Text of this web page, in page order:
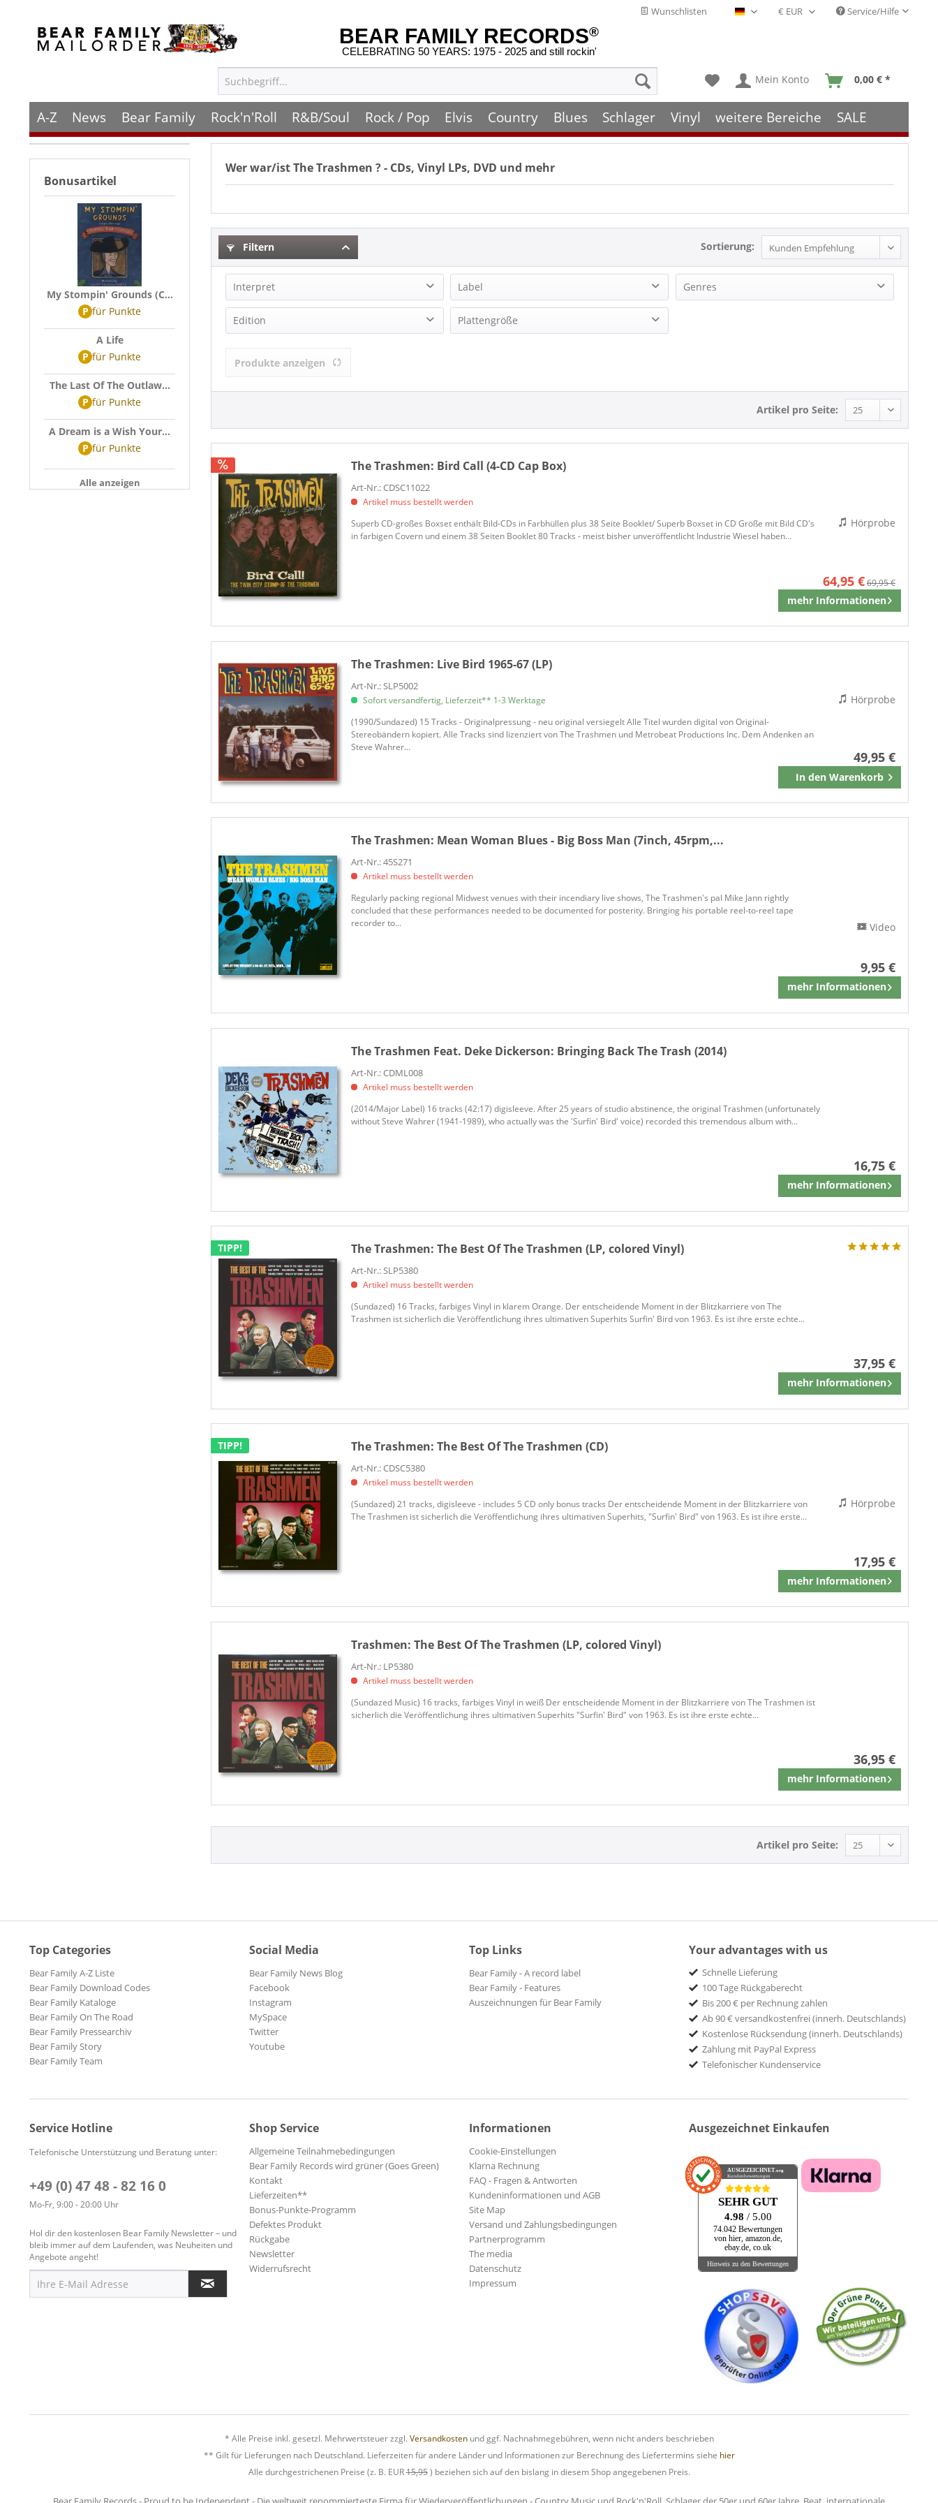
Wunschlisten Deutsch - DE Service/Hilfe
BEAR FAMILY RECORDS®
CELEBRATING 50 YEARS: 1975 - 2025 and still rockin'
Mein Konto 0,00 € *
A-Z News Bear Family Rock'n'Roll R&B/Soul Rock / Pop Elvis Country Blues Schlager Vinyl weitere Bereiche SALE
Bonusartikel
My Stompin' Grounds (C...
P für Punkte
A Life
P für Punkte
The Last Of The Outlaw...
P für Punkte
A Dream is a Wish Your...
P für Punkte
Alle anzeigen
Wer war/istThe Trashmen ? - CDs, Vinyl LPs, DVD und mehr
Filtern Sortierung:
Interpret
The Trashmen (5)
The Trashmen Feat. Deke Dickerson (1)
Label
MAJOR LABEL (1)
SUNDAZED (3)
Genres
Edition Plattengröße
Produkte anzeigen
Artikel pro Seite:
The Trashmen: Bird Call (4-CD Cap Box)
Art-Nr.: CDSC11022
Artikel muss bestellt werden
Superb CD-großes Boxset enthält Bild-CDs in Farbhüllen plus 38 Seite Booklet/ Superb Boxset in CD Größe mit Bild CD's
in farbigen Covern und einem 38 Seiten Booklet 80 Tracks - meist bisher unveröffentlicht Industrie Wiesel haben...
64,95 €69,95 €
mehr Informationen
Merken
Hörprobe
The Trashmen: Live Bird 1965-67 (LP)
Art-Nr.: SLP5002
Sofort versandfertig, Lieferzeit** 1-3 Werktage
(1990/Sundazed) 15 Tracks - Originalpressung - neu original versiegelt Alle Titel wurden digital von Original-
Stereobändern kopiert. Alle Tracks sind lizenziert von The Trashmen und Metrobeat Productions Inc. Dem Andenken an
Steve Wahrer...
49,95 €
In den Warenkorb
Merken
Hörprobe
The Trashmen: Mean Woman Blues - Big Boss Man (7inch, 45rpm,...
Art-Nr.: 45S271
Artikel muss bestellt werden
Regularly packing regional Midwest venues with their incendiary live shows, The Trashmen's pal Mike Jann rightly
concluded that these performances needed to be documented for posterity. Bringing his portable reel-to-reel tape
recorder to...
9,95 €
mehr Informationen
Merken
Video
The Trashmen Feat. Deke Dickerson: Bringing Back The Trash (2014)
Art-Nr.: CDML008
Artikel muss bestellt werden
(2014/Major Label) 16 tracks (42:17) digisleeve. After 25 years of studio abstinence, the original Trashmen (unfortunately
without Steve Wahrer (1941-1989), who actually was the 'Surfin' Bird' voice) recorded this tremendous album with...
16,75 €
mehr Informationen
Merken
TIPP! The Trashmen: The Best Of The Trashmen (LP, colored Vinyl)
Art-Nr.: SLP5380
Artikel muss bestellt werden
(Sundazed) 16 Tracks, farbiges Vinyl in klarem Orange. Der entscheidende Moment in der Blitzkarriere von The
Trashmen ist sicherlich die Veröffentlichung ihres ultimativen Superhits Surfin' Bird von 1963. Es ist ihre erste echte...
37,95 €
mehr Informationen
Merken
TIPP! The Trashmen: The Best Of The Trashmen (CD)
Art-Nr.: CDSC5380
Artikel muss bestellt werden
(Sundazed) 21 tracks, digisleeve - includes 5 CD only bonus tracks Der entscheidende Moment in der Blitzkarriere von
The Trashmen ist sicherlich die Veröffentlichung ihres ultimativen Superhits, "Surfin' Bird" von 1963. Es ist ihre erste...
17,95 €
mehr Informationen
Merken
Hörprobe
Trashmen: The Best Of The Trashmen (LP, colored Vinyl)
Art-Nr.: LP5380
Artikel muss bestellt werden
(Sundazed Music) 16 tracks, farbiges Vinyl in weiß Der entscheidende Moment in der Blitzkarriere von The Trashmen ist
sicherlich die Veröffentlichung ihres ultimativen Superhits "Surfin' Bird" von 1963. Es ist ihre erste echte...
36,95 €
mehr Informationen
Merken
Artikel pro Seite:
Top Categories
Bear Family A-Z Liste
Bear Family Download Codes
Bear Family Kataloge
Bear Family On The Road
Bear Family Pressearchiv
Bear Family Story
Bear Family Team
Social Media
Bear Family News Blog
Facebook
Instagram
MySpace
Twitter
Youtube
Top Links
Bear Family - A record label
Bear Family - Features
Auszeichnungen für Bear Family
Your advantages with us
Schnelle Lieferung
100 Tage Rückgaberecht
Bis 200 € per Rechnung zahlen
Ab 90 € versandkostenfrei (innerh. Deutschlands)
Kostenlose Rücksendung (innerh. Deutschlands)
Zahlung mit PayPal Express
Telefonischer Kundenservice
Service Hotline
Telefonische Unterstützung und Beratung unter:
+49 (0) 47 48 - 82 16 0
Mo-Fr, 9:00 - 20:00 Uhr
Hol dir den kostenlosen Bear Family Newsletter – und
bleib immer auf dem Laufenden, was Neuheiten und
Angebote angeht!
Shop Service
Allgemeine Teilnahmebedingungen
Bear Family Records wird grüner (Goes Green)
Kontakt
Lieferzeiten**
Bonus-Punkte-Programm
Defektes Produkt
Rückgabe
Newsletter
Widerrufsrecht
Informationen
Cookie-Einstellungen
Klarna Rechnung
FAQ - Fragen & Antworten
Kundeninformationen und AGB
Site Map
Versand und Zahlungsbedingungen
Partnerprogramm
The media
Datenschutz
Impressum
Ausgezeichnet Einkaufen
AUSGEZEICHNET.org
Kundenbewertungen
SEHR GUT
4.98 / 5.00
74.042 Bewertungen
von hier, amazon.de,
ebay.de, co.uk
Hinweis zu den Bewertungen
* Alle Preise inkl. gesetzl. Mehrwertsteuer zzgl. Versandkostenund ggf. Nachnahmegebühren, wenn nicht anders beschrieben
** Gilt für Lieferungen nach Deutschland. Lieferzeiten für andere Länder und Informationen zur Berechnung des Liefertermins siehe hier
Alle durchgestrichenen Preise (z. B. EUR15,95) beziehen sich auf den bislang in diesem Shop angegebenen Preis.